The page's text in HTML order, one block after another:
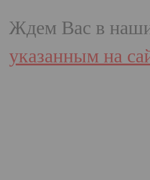
Ждем Вас в
указанным на